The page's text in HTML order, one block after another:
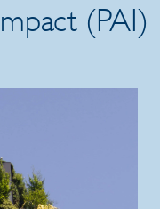
(PAI)